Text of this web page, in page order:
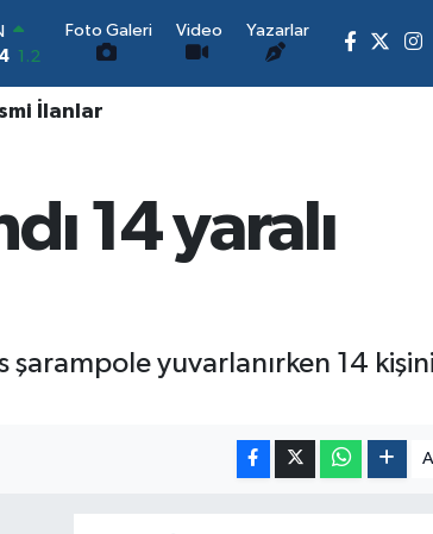
1.2
0.27
2.12
Foto Galeri Video Yazarlar
İlanlar
14 yaralı
yuvarlanırken 14